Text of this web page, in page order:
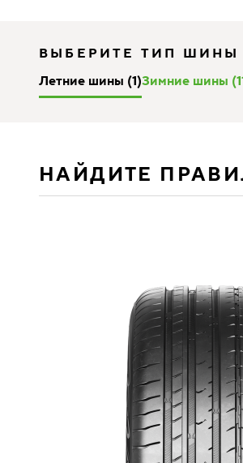
ВЫБЕРИТЕ ТИП ШИНЫ
Летние шины (1)Зимние шины
НАЙДИТЕ